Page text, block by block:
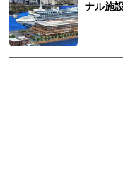
ナル施